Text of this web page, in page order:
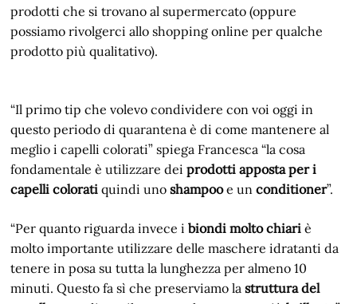
prodotti che si trovano al supermercato (oppure
possiamo rivolgerci allo shopping online per qualche
prodotto più qualitativo).
“Il primo tip che volevo condividere con voi oggi in
questo periodo di quarantena è di come mantenere al
meglio i capelli colorati” spiega Francesca “la cosa
fondamentale è utilizzare deiprodotti apposta per i
capelli colorati quindi unoshampooe unconditioner”.
“Per quanto riguarda invece ibiondi molto chiari è
molto importante utilizzare delle maschere idratanti da
tenere in posa su tutta la lunghezza per almeno 10
minuti. Questo fa sì che preserviamo lastruttura del